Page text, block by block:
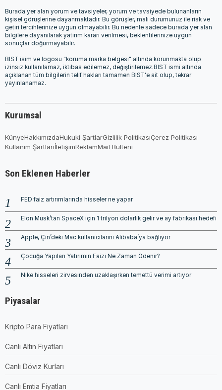
Burada yer alan yorum ve tavsiyeler, yorum ve tavsiyede bulunanların
kişisel görüşlerine dayanmaktadır. Bu görüşler, mali durumunuz ile risk ve
getiri tercihlerinize uygun olmayabilir. Bu nedenle sadece burada yer alan
bilgilere dayanılarak yatırım kararı verilmesi, beklentilerinize uygun
sonuçlar doğurmayabilir.
BIST isim ve logosu "koruma marka belgesi" altında korunmakta olup
izinsiz kullanılamaz, iktibas edilemez, değiştirilemez.BIST ismi altında
açıklanan tüm bilgilerin telif hakları tamamen BIST'e ait olup, tekrar
yayınlanamaz.
Kurumsal
KünyeHakkımızdaHukuki ŞartlarGizlilik PolitikasıÇerez Politikası
Kullanım ŞartlarıİletişimReklamMail Bülteni
Son Eklenen Haberler
FED faiz artırımlarında hisseler ne yapar
Elon Musk’tan SpaceX için 1 trilyon dolarlık gelir ve ay fabrikası hedefi
Apple, Çin’deki Mac kullanıcılarını Alibaba’ya bağlıyor
Çocuğa Yapılan Yatırımın Faizi Ne Zaman Ödenir?
Nike hisseleri zirvesinden uzaklaşırken temettü verimi artıyor
Piyasalar
Kripto Para Fiyatları
Canlı Altın Fiyatları
Canlı Döviz Kurları
Canlı Emtia Fiyatları